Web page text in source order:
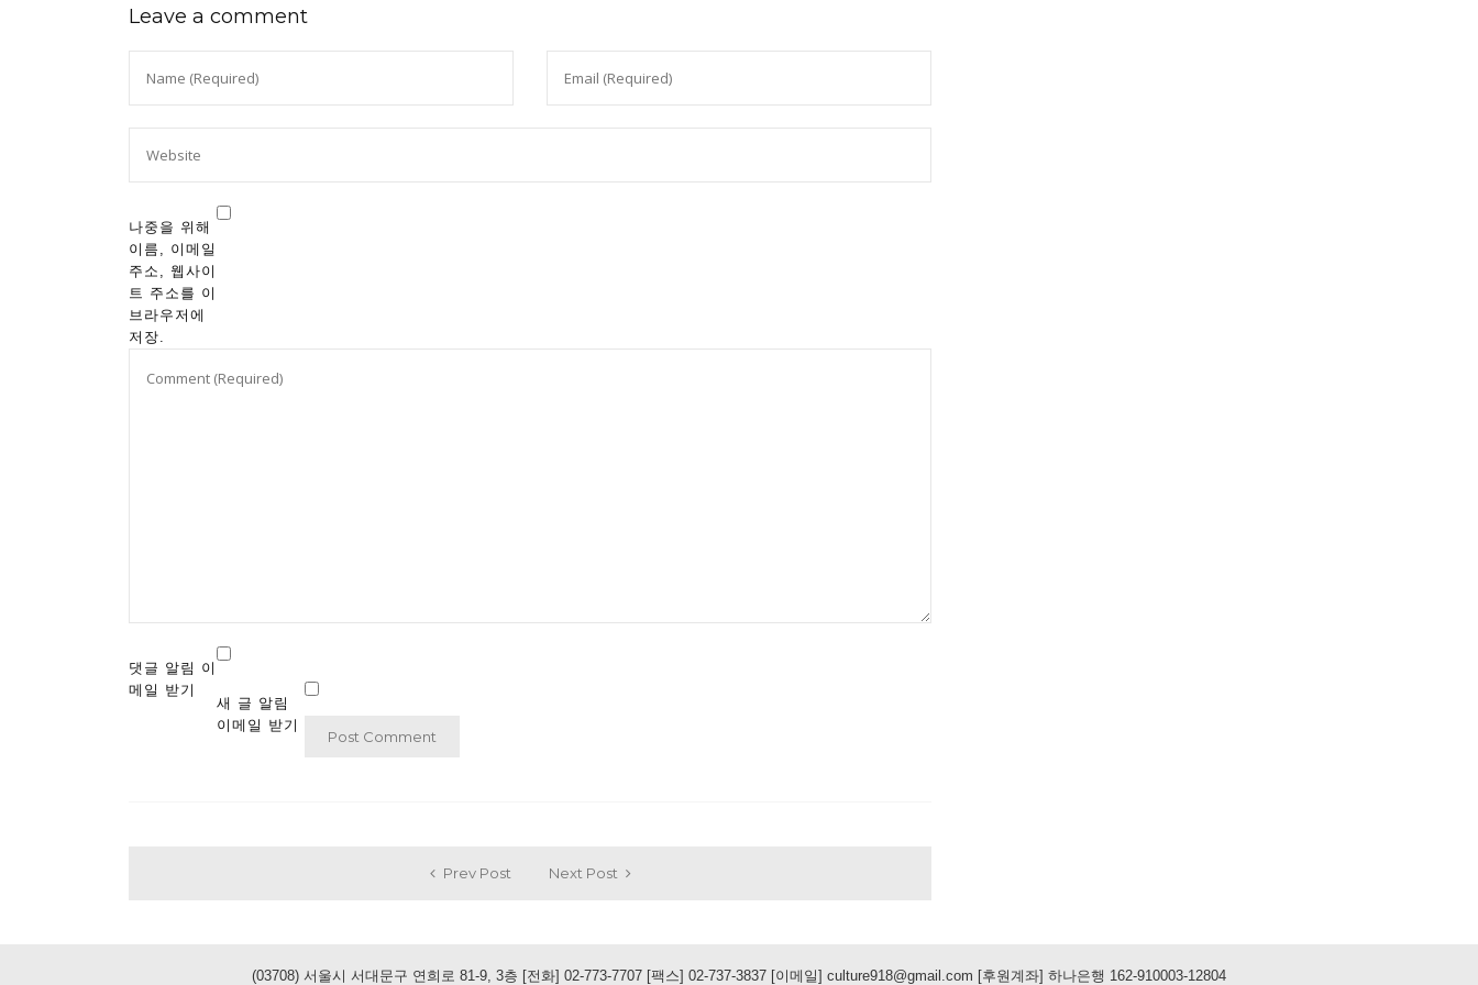
Leave a comment
나중을 위해
이름, 이메일
주소, 웹사이
트 주소를 이
브라우저에
저장.
댓글 알림 이
메일 받기
새 글 알림
이메일 받기
Prev Post Next Post
(03708) 서울시 서대문구 연희로 81-9, 3층 [전화] 02-773-7707 [팩스] 02-737-3837 [이메일] culture918@gmail.com [후원계좌] 하나은행 162-910003-12804